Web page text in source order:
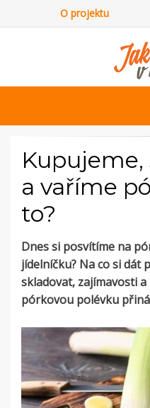
O projektu
a vaříme
to?
Dnes si posvítíme na
jídelníčku? Na co si
skladovat, zajímavosti
pórkovou polévku